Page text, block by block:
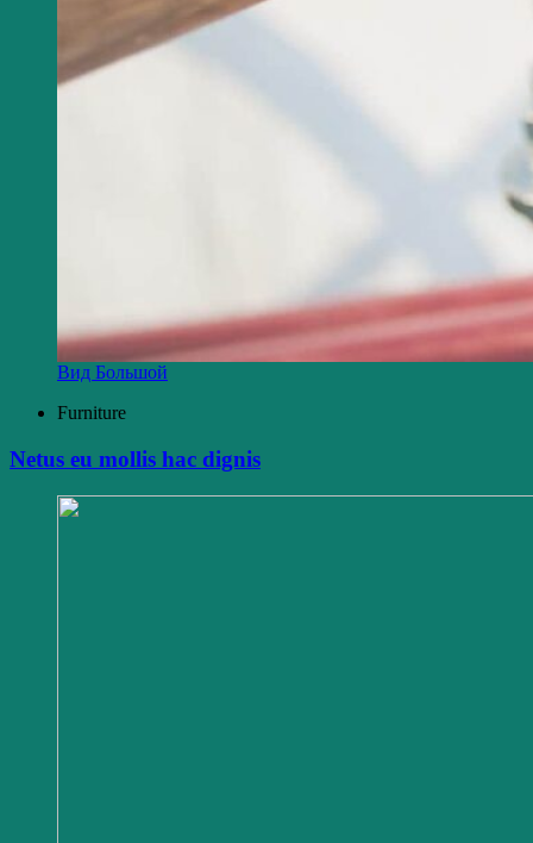
Вид Большой
Furniture
Netus eu mollis hac dignis